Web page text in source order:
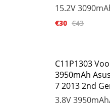
15.2V
€30 €43
C11P1303
3950mAh
7 2013 2nd
3.8V